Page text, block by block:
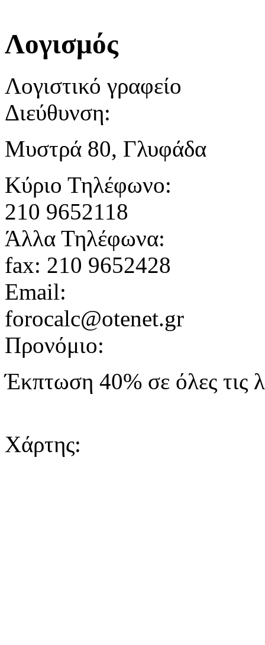
Λογισμός
Λογιστικό γραφείο
Διεύθυνση:
Μυστρά 80, Γλυφάδα
Κύριο Τηλέφωνο:
210 9652118
Άλλα Τηλέφωνα:
fax: 210 9652428
Email:
forocalc@otenet.gr
Προνόμιο:
Έκπτωση 40% σε όλες τις
Χάρτης: